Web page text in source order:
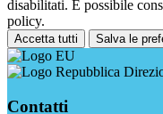
disabilitati. È possibile
policy.
Accetta tutti Salva le
Contatti